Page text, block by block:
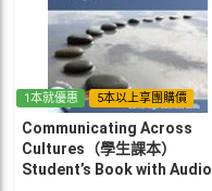
1本就優惠 5本以上享團購價
Communicating Across
Cultures（學生課本）
Student’s Book with Audio